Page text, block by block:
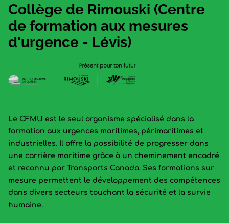
Collège de Rimouski (Centre
de formation aux mesures
d'urgence - Lévis)
Le CFMU est le seul organisme spécialisé dans la
formation aux urgences maritimes, périmaritimes et
industrielles. Il offre la possibilité de progresser dans
une carrière maritime grâce à un cheminement encadré
et reconnu par Transports Canada. Ses formations sur
mesure permettent le développement des compétences
dans divers secteurs touchant la sécurité et la survie
humaine.